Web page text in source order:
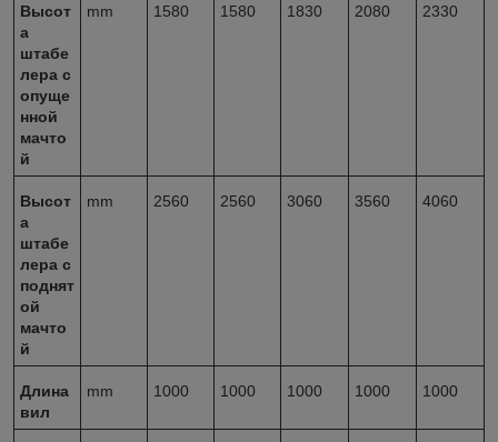
Высот
а
штабе
лера с
опуще
нной
мачто
й
mm 1580 1580 1830 2080 2330
Высот
а
штабе
лера с
поднят
ой
мачто
й
mm 2560 2560 3060 3560 4060
Длина
вил
mm 1000 1000 1000 1000 1000